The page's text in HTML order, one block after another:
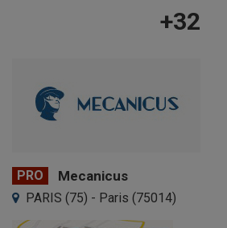
+32
PRO Mecanicus
PARIS (75) - Paris (75014)